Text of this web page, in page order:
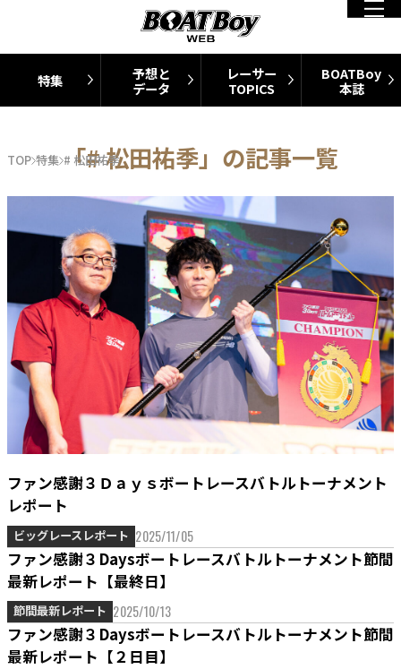
特集
予想と
データ
レーサー
TOPICS
BOATBoy
本誌
TOP 特集 # 松田祐季
「# 松田祐季」の記事一覧
ファン感謝３Ｄａｙｓボートレースバトルトーナメント
レポート
ビッグレースレポート 2025/11/05
ファン感謝３Daysボートレースバトルトーナメント節間
最新レポート【最終日】
節間最新レポート 2025/10/13
ファン感謝３Daysボートレースバトルトーナメント節間
最新レポート【２日目】